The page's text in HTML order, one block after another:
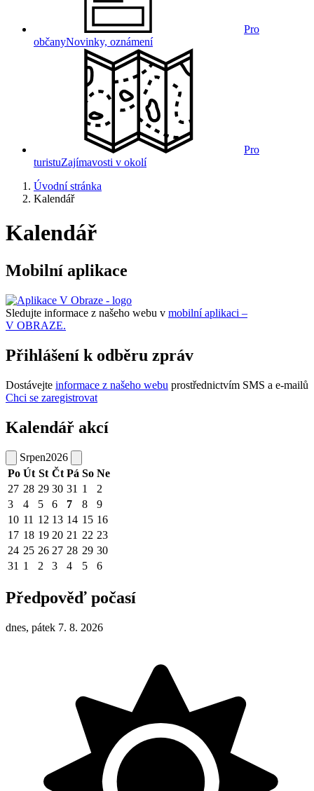
Pro
občanyNovinky, oznámení
Pro
turistuZajímavosti v okolí
Úvodní stránka
Kalendář
Kalendář
Mobilní aplikace
Sledujte informace z našeho webu v mobilní aplikaci –
V OBRAZE.
Přihlášení k odběru zpráv
Dostávejte informace z našeho webu prostřednictvím SMS a e-mailů
Chci se zaregistrovat
Kalendář akcí
Srpen2026
Po Út St Čt Pá So Ne
27 28 29 30 31 1
2
3
4 5 6 7 8
9
10 11 12 13 14 15 16
17 18 19 20 21 22 23
24 25 26 27 28 29 30
31 1 2 3 4 5 6
Předpověď počasí
dnes, pátek 7. 8. 2026